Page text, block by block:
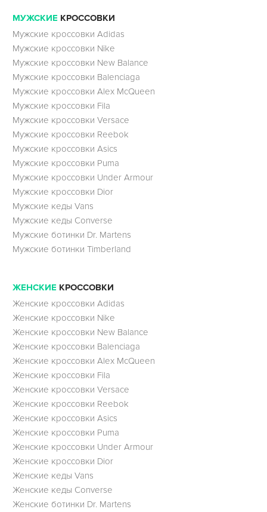
МУЖСКИЕ КРОССОВКИ
Мужские кроссовки Adidas
Мужские кроссовки Nike
Мужские кроссовки New Balance
Мужские кроссовки Balenciaga
Мужские кроссовки Alex McQueen
Мужские кроссовки Fila
Мужские кроссовки Versace
Мужские кроссовки Reebok
Мужские кроссовки Asics
Мужские кроссовки Puma
Мужские кроссовки Under Armour
Мужские кроссовки Dior
Мужские кеды Vans
Мужские кеды Converse
Мужские ботинки Dr. Martens
Мужские ботинки Timberland
ЖЕНСКИЕ КРОССОВКИ
Женские кроссовки Adidas
Женские кроссовки Nike
Женские кроссовки New Balance
Женские кроссовки Balenciaga
Женские кроссовки Alex McQueen
Женские кроссовки Fila
Женские кроссовки Versace
Женские кроссовки Reebok
Женские кроссовки Asics
Женские кроссовки Puma
Женские кроссовки Under Armour
Женские кроссовки Dior
Женские кеды Vans
Женские кеды Converse
Женские ботинки Dr. Martens